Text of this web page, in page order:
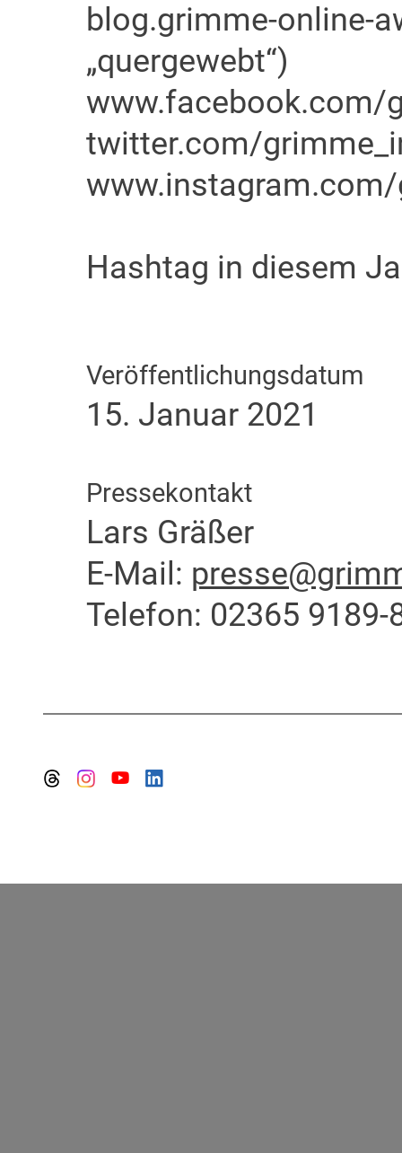
blog.grimme-online-
„quergewebt“)
www.facebook.com/
twitter.com/
Hashtag in diesem
Veröffentlichungsdatum
15. Januar 2021
Pressekontakt
Lars Gräßer
E-Mail:
Telefon: 02365 9189-